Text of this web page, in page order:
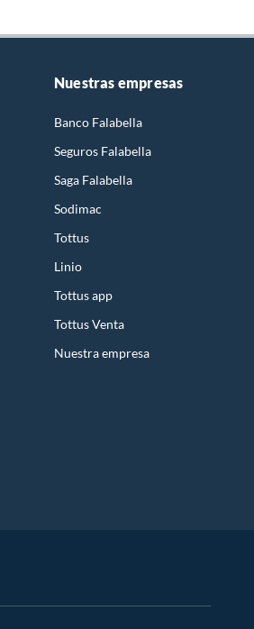
Nuestras empresas
Banco Falabella
Seguros Falabella
Saga Falabella
Sodimac
Tottus
Linio
Tottus app
Tottus Venta
Nuestra empresa